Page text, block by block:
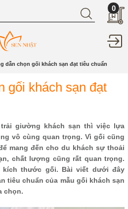
0
dẫn chọn gối khách sạn đạt tiêu chuẩn
gối khách sạn đạt
giường khách sạn thì việc lựa
vô cùng quan trọng. Vì gối cũng
mang đến cho du khách sự thoải
chất lượng cũng rất quan trọng.
thước gối. Bài viết dưới đây
tiêu chuẩn của mẫu gối khách sạn
chọn.